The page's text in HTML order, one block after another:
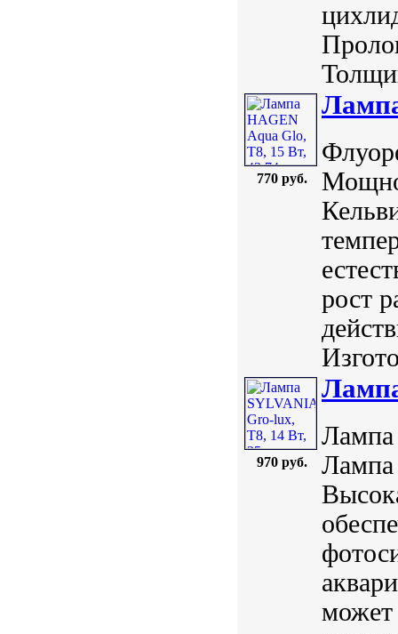
770 руб.
рост
970 руб.
Лампа
Лампа
может